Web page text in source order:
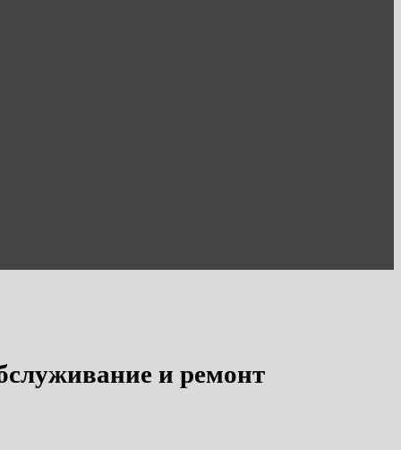
и ремонт